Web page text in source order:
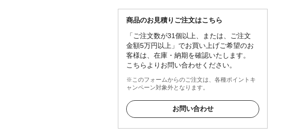
商品のお見積りご注文はこちら
「ご注文数が31個以上、または、ご注文
金額5万円以上」でお買い上げご希望のお
客様は、在庫・納期を確認いたします。
こちらよりお問い合わせください。
※このフォームからのご注文は、各種ポイントキ
ャンペーン対象外となります。
お問い合わせ